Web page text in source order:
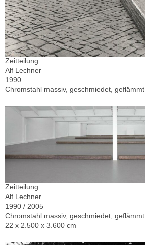
Zeitteilung
Alf Lechner
1990
Chromstahl massiv, geschmiedet, geflämmt
Zeitteilung
Alf Lechner
1990 / 2005
Chromstahl massiv, geschmiedet, geflämmt
22 x 2.500 x 3.600 cm